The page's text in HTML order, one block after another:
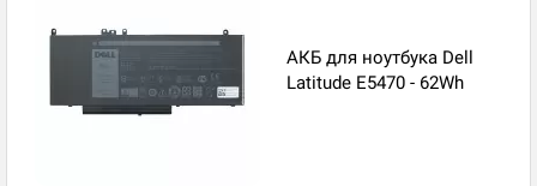
АКБ для ноутбука Dell
Latitude E5470 - 62Wh